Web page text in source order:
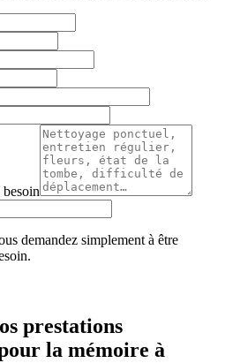
demandez simplement à être
prestations
la mémoire à